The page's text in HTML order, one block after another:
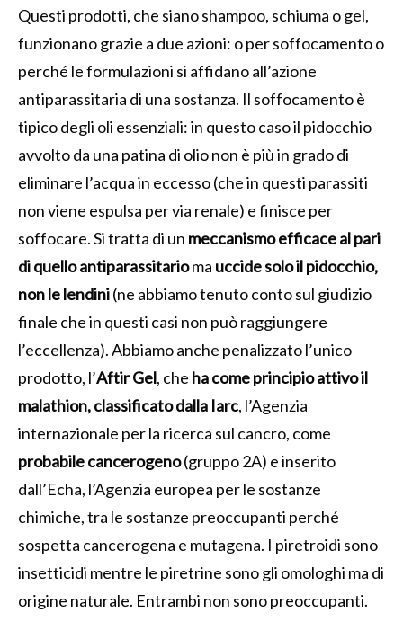
Questi prodotti, che siano shampoo, schiuma o gel,
funzionano grazie a due azioni: o per soffocamento o
perché le formulazioni si affidano all’azione
antiparassitaria di una sostanza. Il soffocamento è
tipico degli oli essenziali: in questo caso il pidocchio
avvolto da una patina di olio non è più in grado di
eliminare l’acqua in eccesso (che in questi parassiti
non viene espulsa per via renale) e finisce per
soffocare. Si tratta di un meccanismo efficace al pari
di quello antiparassitarioma uccide solo il pidocchio,
non le lendini(ne abbiamo tenuto conto sul giudizio
finale che in questi casi non può raggiungere
l’eccellenza). Abbiamo anche penalizzato l’unico
prodotto, l’Aftir Gel, che ha come principio attivo il
malathion, classificato dalla Iarc, l’Agenzia
internazionale per la ricerca sul cancro, come
probabile cancerogeno(gruppo 2A) e inserito
dall’Echa, l’Agenzia europea per le sostanze
chimiche, tra le sostanze preoccupanti perché
sospetta cancerogena e mutagena. I piretroidi sono
insetticidi mentre le piretrine sono gli omologhi ma di
origine naturale. Entrambi non sono preoccupanti.